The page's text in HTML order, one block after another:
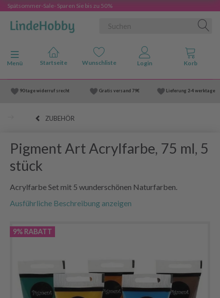
Spätsommer-Sale- Sparen Sie bis zu 50%
Anzeige ändern
Menü
90 tage widerruf srecht Gratis versand 79€ Lieferung 2-4 werktage
ZUBEHÖR
Pigment Art Acrylfarbe, 75 ml, 5
stück
Acrylfarbe Set mit 5 wunderschönen Naturfarben.
Ausführliche Beschreibung anzeigen
9% RABATT